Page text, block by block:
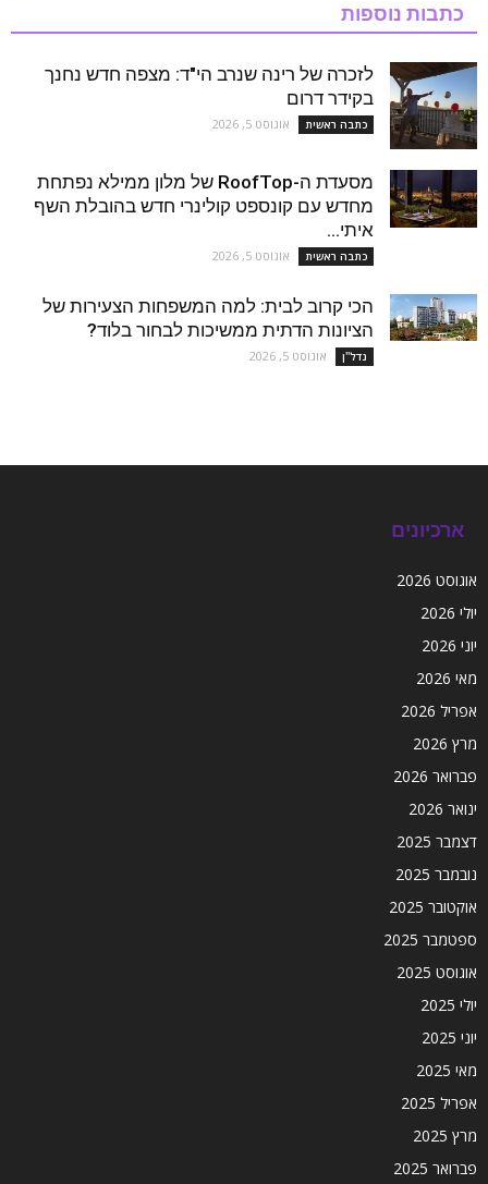
כתבות נוספות
לזכרה של רינה שנרב הי"ד: מצפה חדש נחנך
בקידר דרום
כתבה ראשית אוגוסט 5, 2026
מסעדת ה-RoofTop של מלון ממילא נפתחת
מחדש עם קונספט קולינרי חדש בהובלת השף
איתי...
כתבה ראשית אוגוסט 5, 2026
הכי קרוב לבית: למה המשפחות הצעירות של
הציונות הדתית ממשיכות לבחור בלוד?
נדל''ן אוגוסט 5, 2026
ארכיונים
אוגוסט 2026
יולי 2026
יוני 2026
מאי 2026
אפריל 2026
מרץ 2026
פברואר 2026
ינואר 2026
דצמבר 2025
נובמבר 2025
אוקטובר 2025
ספטמבר 2025
אוגוסט 2025
יולי 2025
יוני 2025
מאי 2025
אפריל 2025
מרץ 2025
פברואר 2025